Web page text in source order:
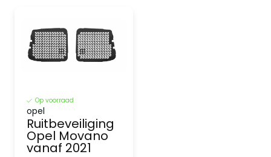
Op voorraad
opel
Ruitbeveiliging
Opel Movano
vanaf 2021